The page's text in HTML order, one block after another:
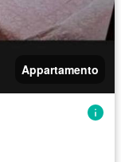
Appartamento